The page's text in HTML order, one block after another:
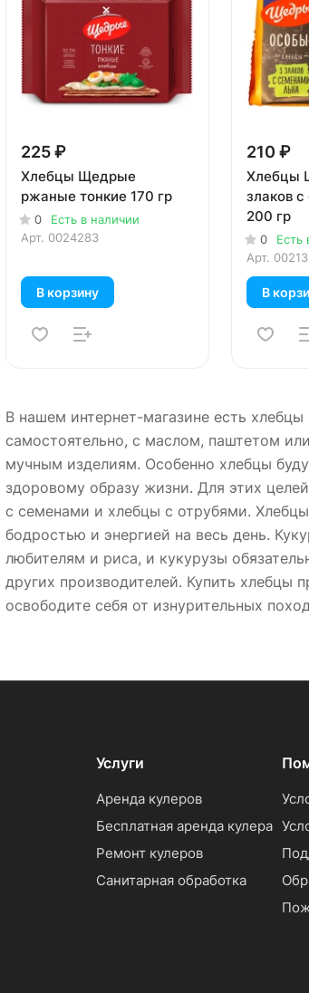
225 ₽
Хлебцы Щедрые
ржаные тонкие 170 гр
0
Есть в наличии
Арт. 0024283
В корзину
210 ₽
Хлебцы
злаков
200 гр
0
Есть
Арт.
В
В нашем интернет-магазине есть
самостоятельно, с маслом, паштетом
мучным изделиям. Особенно хлебцы
здоровому образу жизни. Для этих
с семенами и хлебцы с отрубями.
бодростью и энергией на весь день.
любителям и риса, и кукурузы
других производителей. Купить хлебцы
освободите себя от изнурительных
Услуги
Аренда кулеров
Бесплатная аренда кулера
Ремонт кулеров
Санитарная обработка